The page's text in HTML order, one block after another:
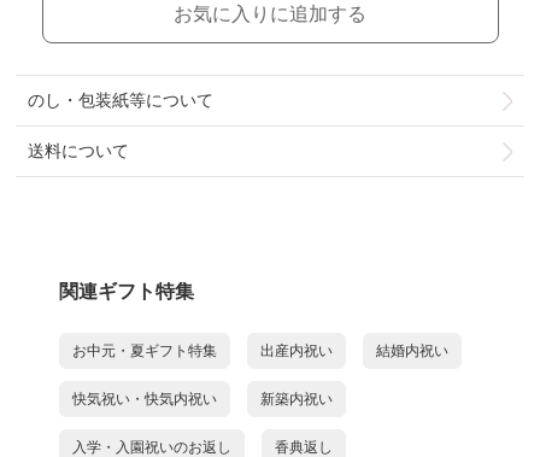
お気に入りに追加する
のし・包装紙等について
送料について
関連ギフト特集
お中元・夏ギフト特集 出産内祝い 結婚内祝い
快気祝い・快気内祝い 新築内祝い
入学・入園祝いのお返し 香典返し